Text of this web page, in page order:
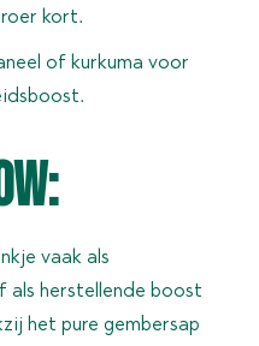
roer kort.
of kurkuma voor
vaak als
als herstellende boost
het pure gembersap